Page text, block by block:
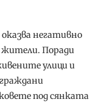
негативно
Поради
улици и
под сянката